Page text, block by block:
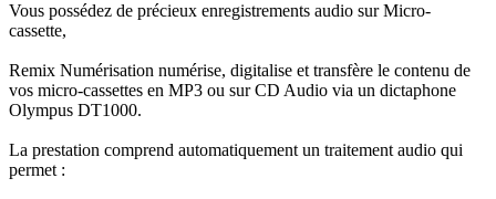
Vous possédez de précieux enregistrements audio sur Micro-
cassette,
Remix Numérisation numérise, digitalise et transfère le contenu de
vos micro-cassettes en MP3 ou sur CD Audio via un dictaphone
Olympus DT1000.
La prestation comprend automatiquement un traitement audio qui
permet :